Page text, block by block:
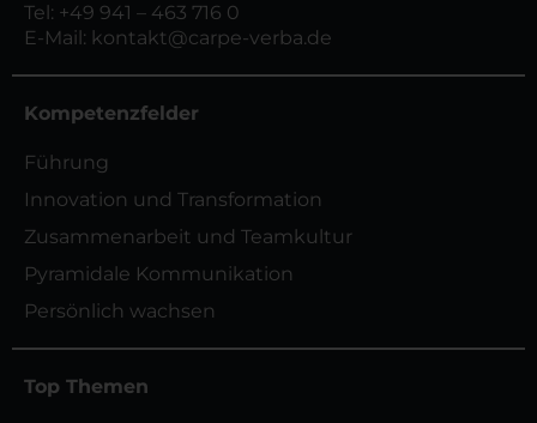
Tel: +49 941 – 463 716 0
E-Mail: kontakt@carpe-verba.de
Kompetenzfelder
Führung
Innovation und Transformation
Zusammenarbeit und Teamkultur
Pyramidale Kommunikation
Persönlich wachsen
Top Themen